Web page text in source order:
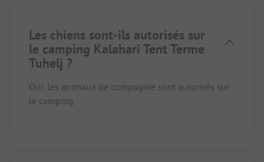
Les chiens sont-ils autorisés sur
le camping Kalahari Tent Terme
Tuhelj ?
Oui, les animaux de compagnie sont autorisés sur
le camping.